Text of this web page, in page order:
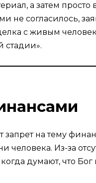
а затем просто
не согласилось,
с живым
стадии».
запрет на тему
человека. Из-за
думают, что Бог